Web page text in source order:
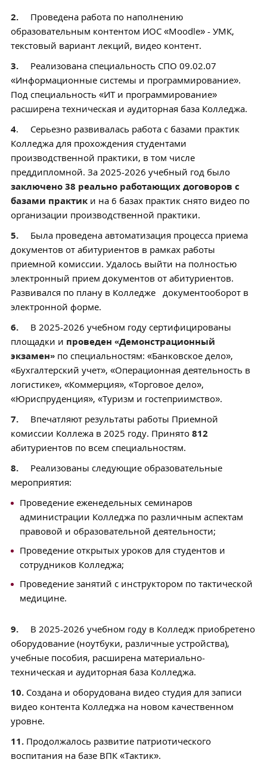
2. Проведена работа по наполнению
образовательным контентом ИОС «Moodle» - УМК,
текстовый вариант лекций, видео контент.
3. Реализована специальность СПО 09.02.07
«Информационные системы и программирование».
Под специальность «ИТ и программирование»
расширена техническая и аудиторная база Колледжа.
4. Серьезно развивалась работа с базами практик
Колледжа для прохождения студентами
производственной практики, в том числе
преддипломной. За 2025-2026 учебный год было
заключено 38 реально работающих договоров с
базами практик и на 6 базах практик снято видео по
организации производственной практики.
5.
Была проведена автоматизация процесса приема
документов от абитуриентов в рамках работы
приемной комиссии. Удалось выйти на полностью
электронный прием документов от абитуриентов.
Развивался по плану в Колледже документооборот в
электронной форме.
6. В 2025-2026 учебном году сертифицированы
площадки и проведен «Демонстрационный
экзамен» по специальностям: «Банковское дело»,
«Бухгалтерский учет», «Операционная деятельность в
логистике», «Коммерция», «Торговое дело»,
«Юриспруденция», «Туризм и гостеприимство».
7.
Впечатляют результаты работы Приемной
комиссии Коллежа в 2025 году. Принято 812
абитуриентов по всем специальностям.
8.
Реализованы следующие образовательные
мероприятия:
Проведение еженедельных семинаров
администрации Колледжа по различным аспектам
правовой и образовательной деятельности;
Проведение открытых уроков для студентов и
сотрудников Колледжа;
Проведение занятий с инструктором по тактической
медицине.
9.
В 2025-2026 учебном году в Колледж приобретено
оборудование (ноутбуки, различные устройства),
учебные пособия, расширена материально-
техническая и аудиторная база Колледжа.
10. Создана и оборудована видео студия для записи
видео контента Колледжа на новом качественном
уровне.
11. Продолжалось развитие патриотического
воспитания на базе ВПК «Тактик».